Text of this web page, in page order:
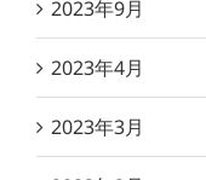
2023年9月
2023年4月
2023年3月